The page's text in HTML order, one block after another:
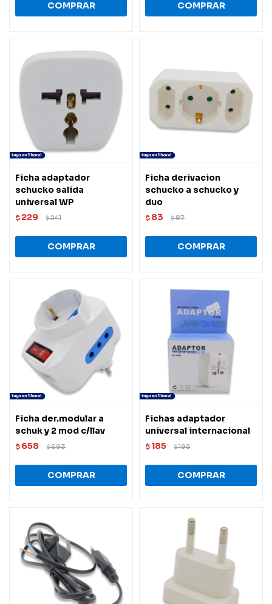
Ficha adaptador
schucko salida
universal WP
$ 229 $241
Ficha derivacion
schucko a schucko y
duo
$ 83 $87
Ficha der.modular a
schuk y 2 mod c/llav
$ 658 $693
Fichas adaptador
universal internacional
$ 185 $195